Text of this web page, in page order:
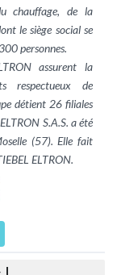
chauffage, de la
le siège social se
personnes.
assurent la
respectueux de
détient 26 filiales
S.A.S. a été
(57). Elle fait
ELTRON.